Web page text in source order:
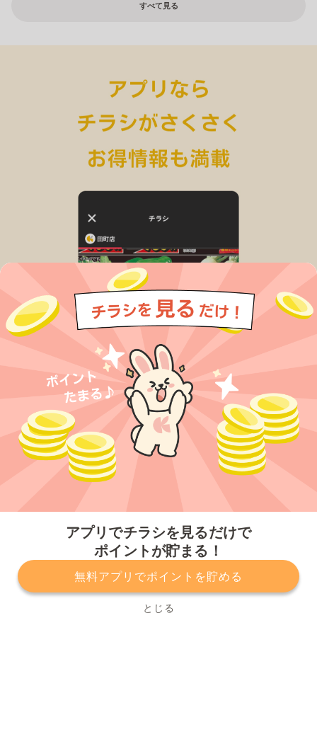
アプリでチラシを見るだけで
ポイントが貯まる！
無料アプリでポイントを貯める
とじる
すべて見る
プライバシーポリシー 利用規約
運営会社
サービスに関してのお問い合わせ